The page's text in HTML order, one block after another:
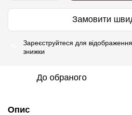
Замовити
Зареєструйтеся для
знижки
До обраного
Опис